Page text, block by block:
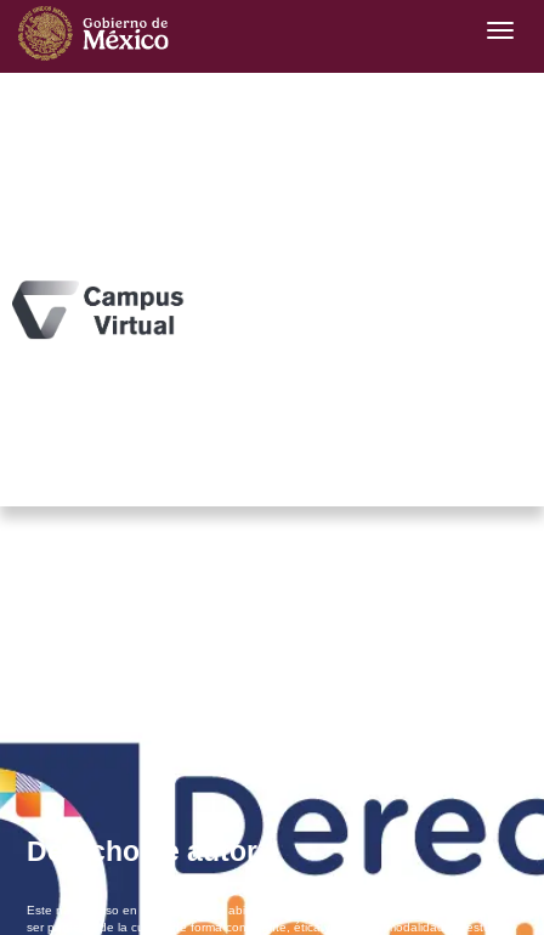
Derecho de autor
Este nano-curso en línea, masivo y abierto (Nooc, por sus siglas en inglés) te permitirá
ser partícipe de la cultura de forma consciente, ética y legal. La modalidad de estudio